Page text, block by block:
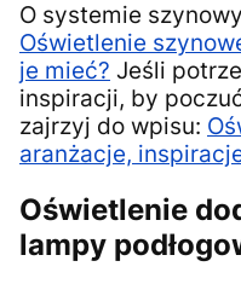
O systemie
Oświetlenie
je mieć? Jeśli
inspiracji, by
zajrzyj do wpisu:
aranżacje,
Oświetlenie
lampy